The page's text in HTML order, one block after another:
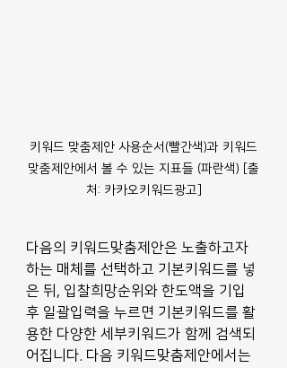
키워드 맞춤제안 사용순서(빨간색)과 키워드
맞춤제안에서 볼 수 있는 지표들 (파란색) [출
처: 카카오키워드광고]
다음의 키워드맞춤제안은 노출하고자
하는 매체를 선택하고 기본키워드를 넣
은 뒤, 입찰희망순위와 한도액을 기입
후 일괄입력을 누르면 기본키워드를 활
용한 다양한 세부키워드가 함께 검색되
어집니다. 다음 키워드맞춤제안에서는